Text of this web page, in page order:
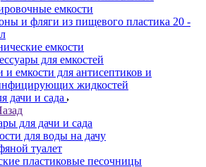
емкости
и фляги из пищевого пластика 20 -
емкости
для емкостей
и емкости для антисептиков и
жидкостей
дачи и сада
для дачи и сада
для воды на дачу
туалет
пластиковые песочницы